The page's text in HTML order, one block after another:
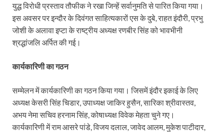
युद्ध विरोधी प्रस्ताव तौफीक ने रखा जिन्हें सर्वानुमति से पारित किया गया।
इस अवसर पर इन्दौर के दिवंगत साहित्यकारों एस के दुबे, राहत इंदौरी, प्रभु
जोशी के अलावा इप्टा के राष्ट्रीय अध्यक्ष रणबीर सिंह को भावभीनी
श्रद्धांजलि अर्पित की गई।
कार्यकारिणी का गठन
सम्मेलन में कार्यकारिणी का गठन किया गया। जिसमें इंदौर इकाई के लिए
अध्यक्ष केसरी सिंह चिडार, उपाध्यक्ष जाकिर हुसैन, सारिका श्रीवास्तव,
अभय नेमा सचिव हरनाम सिंह, कोषाध्यक्ष विवेक मेहता चुने गए।
कार्यकारिणी में राम आसरे पांडे, विजय दलाल, जावेद आलम, मुकेश पाटीदार,